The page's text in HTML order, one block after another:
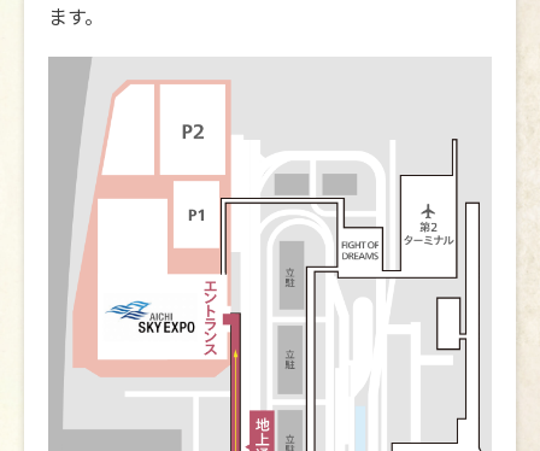
ます。